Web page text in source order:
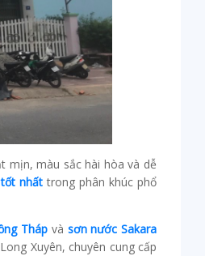
mịn, màu sắc hài hòa và dễ
nhất trong phân khúc phổ
Tháp và sơn nước Sakara
Xuyên, chuyên cung cấp